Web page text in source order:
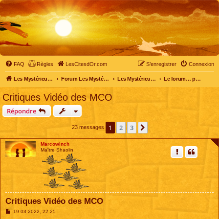
FAQ Règles LesCitesdOr.com Connexion
S’enregistrer
Les Mystérieuses Cités d'Or - LesCitesdOr.com Forum Les Mystérieuses Cités d'Or Les Mystérieuses Cités d'Or Le forum… pour tous
Critiques Vidéo des MCO
Répondre
23 messages 1 2 3
Marcowinch
Maître Shaolin
Critiques Vidéo des MCO
M19 03 2022, 22:25